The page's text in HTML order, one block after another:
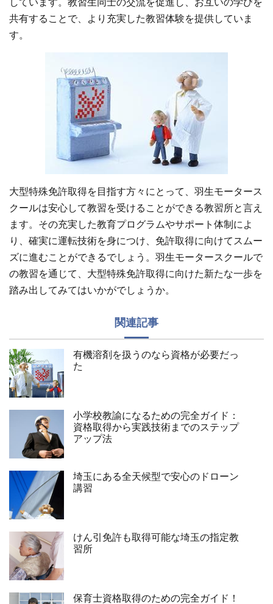
しています。教習生同士の交流を促進し、お互いの学びを
共有することで、より充実した教習体験を提供していま
す。
大型特殊免許取得を目指す方々にとって、羽生モータース
クールは安心して教習を受けることができる教習所と言え
ます。その充実した教育プログラムやサポート体制によ
り、確実に運転技術を身につけ、免許取得に向けてスムー
ズに進むことができるでしょう。羽生モータースクールで
の教習を通じて、大型特殊免許取得に向けた新たな一歩を
踏み出してみてはいかがでしょうか。
関連記事
有機溶剤を扱うのなら資格が必要だっ
た
小学校教諭になるための完全ガイド：
資格取得から実践技術までのステップ
アップ法
埼玉にある全天候型で安心のドローン
講習
けん引免許も取得可能な埼玉の指定教
習所
保育士資格取得のための完全ガイド！